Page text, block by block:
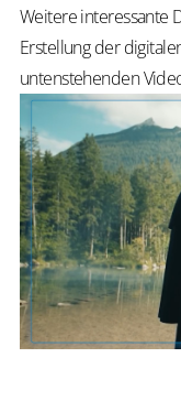
Weitere interessante
Erstellung der
untenstehenden